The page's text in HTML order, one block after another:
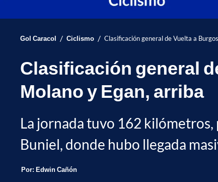
Gol Caracol / Ciclismo / Clasificación general de Vuelta a
Clasificación general
Molano y Egan, arriba
La jornada tuvo 162
Buniel, donde hubo llegada
Por: Edwin Cañón